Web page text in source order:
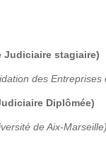
Judiciaire stagiaire)
des
Diplômée)
de Aix-Marseille)